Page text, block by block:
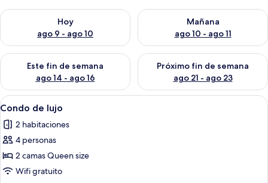
Hoy
ago 9 - ago 10
Consulta la disponibilidad para hoy ago 9 - ago 10
Mañana
ago 10 - ago 11
Consulta la disponibilidad
Este fin de semana
ago 14 - ago 16
Consulta la disponibilidad para este fin de semana ago 14 -
Próximo fin de semana
ago 21 - ago 23
Consulta la disponibilidad
Abrir
todas
las
fotos
de
Condo
6
Condo de lujo
2 habitaciones
4 personas
2 camas Queen size
Wifi gratuito